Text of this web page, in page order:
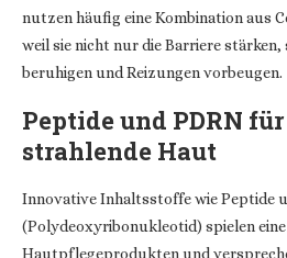
nutzen häufig eine Kombination aus
weil sie nicht nur die Barriere
beruhigen und Reizungen vorbeugen.
Peptide und PDRN
strahlende Haut
Innovative Inhaltsstoffe wie Peptide
(Polydeoxyribonukleotid) spielen
Hautpflegeprodukten und